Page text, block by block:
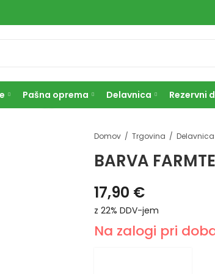
Pašna oprema Delavnica Rezervni
Domov Trgovina Delavnica
BARVA
17,90 €
z 22% DDV-jem
Na zalogi pri